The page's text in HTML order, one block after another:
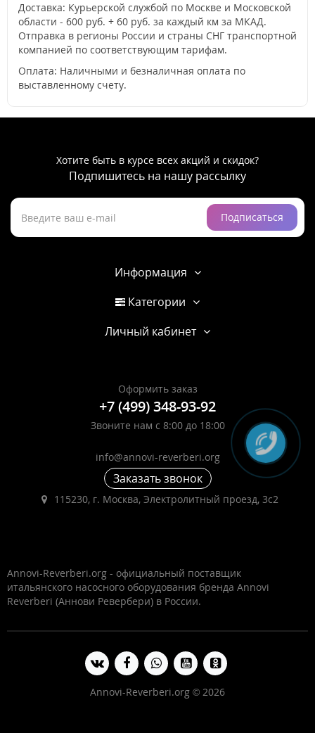
Доставка: Курьерской службой по Москве и Московской
области - 600 руб. + 60 руб. за каждый км за МКАД.
Отправка в регионы России и страны СНГ транспортной
компанией по соответствующим тарифам.
Оплата: Наличными и безналичная оплата по
выставленному счету.
Хотите быть в курсе всех акций и скидок?
Подпишитесь на нашу рассылку
Подписаться
Информация
Категории
Личный кабинет
Оформить заказ
+7 (499) 348-93-92
Звоните нам с 8:00 до 18:00
info@annovi-reverberi.org
Заказать звонок
115230, г. Москва, Электролитный проезд, 3с2
Annovi-Reverberi.org - официальный поставщик
итальянского насосного оборудования бренда Annovi
Reverberi (Аннови Ревербери) в России.
Annovi-Reverberi.org © 2026